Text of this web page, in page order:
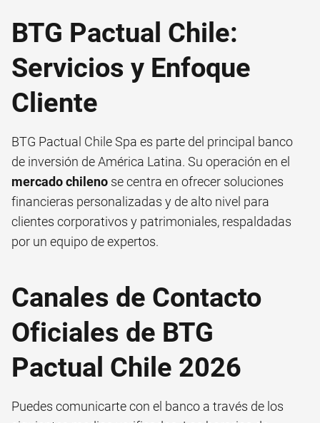
BTG Pactual Chile:
Servicios y Enfoque
Cliente
BTG Pactual Chile Spa es parte del principal banco
de inversión de América Latina. Su operación en el
mercado chileno se centra en ofrecer soluciones
financieras personalizadas y de alto nivel para
clientes corporativos y patrimoniales, respaldadas
por un equipo de expertos.
Canales de Contacto
Oficiales de BTG
Pactual Chile 2026
Puedes comunicarte con el banco a través de los